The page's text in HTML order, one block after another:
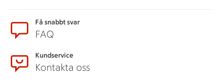
Få snabbt svar
FAQ
Kundservice
Kontakta oss